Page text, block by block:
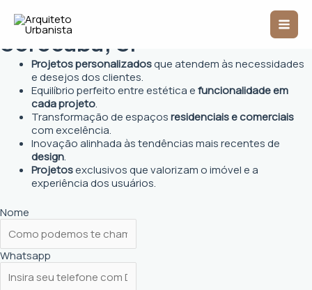
para
conteúdo
Main
Arquiteto Urbanista em
Sorocaba, SP
Projetos personalizadosque atendem às necessidades
e desejos dos clientes.
Equilíbrio perfeito entre estética efuncionalidade em
cada projeto.
Transformação de espaçosresidenciais e comerciais
com excelência.
Inovação alinhada às tendências mais recentes de
design.
Projetosexclusivos que valorizam o imóvel e a
experiência dos usuários.
Nome
Whatsapp